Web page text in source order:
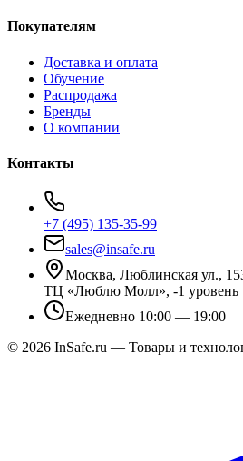
Покупателям
Доставка и оплата
Обучение
Распродажа
Бренды
О компании
Контакты
+7 (495) 135-35-99
sales@insafe.ru
Москва, Люблинская ул.,
ТЦ «Люблю Молл», -1 уровень
Ежедневно 10:00 — 19:00
© 2026 InSafe.ru — Товары и